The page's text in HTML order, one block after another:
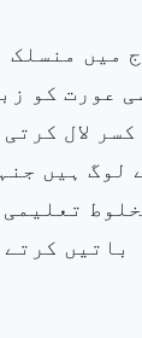
میں منسلک
عورت کو
لال
ہیں